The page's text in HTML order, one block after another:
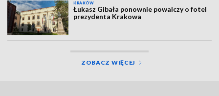
KRAKÓW
Łukasz Gibała ponownie powalczy o fotel
prezydenta Krakowa
ZOBACZ WIĘCEJ